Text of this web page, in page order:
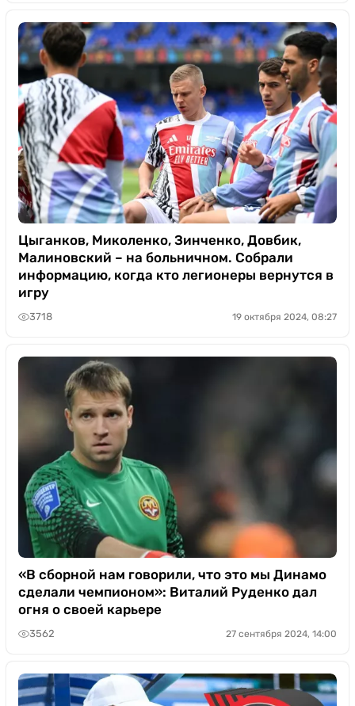
Цыганков, Миколенко, Зинченко, Довбик,
Малиновский – на больничном. Собрали
информацию, когда кто легионеры вернутся в
игру
3718 19 октября 2024, 08:27
«В сборной нам говорили, что это мы Динамо
сделали чемпионом»: Виталий Руденко дал
огня о своей карьере
3562 27 сентября 2024, 14:00